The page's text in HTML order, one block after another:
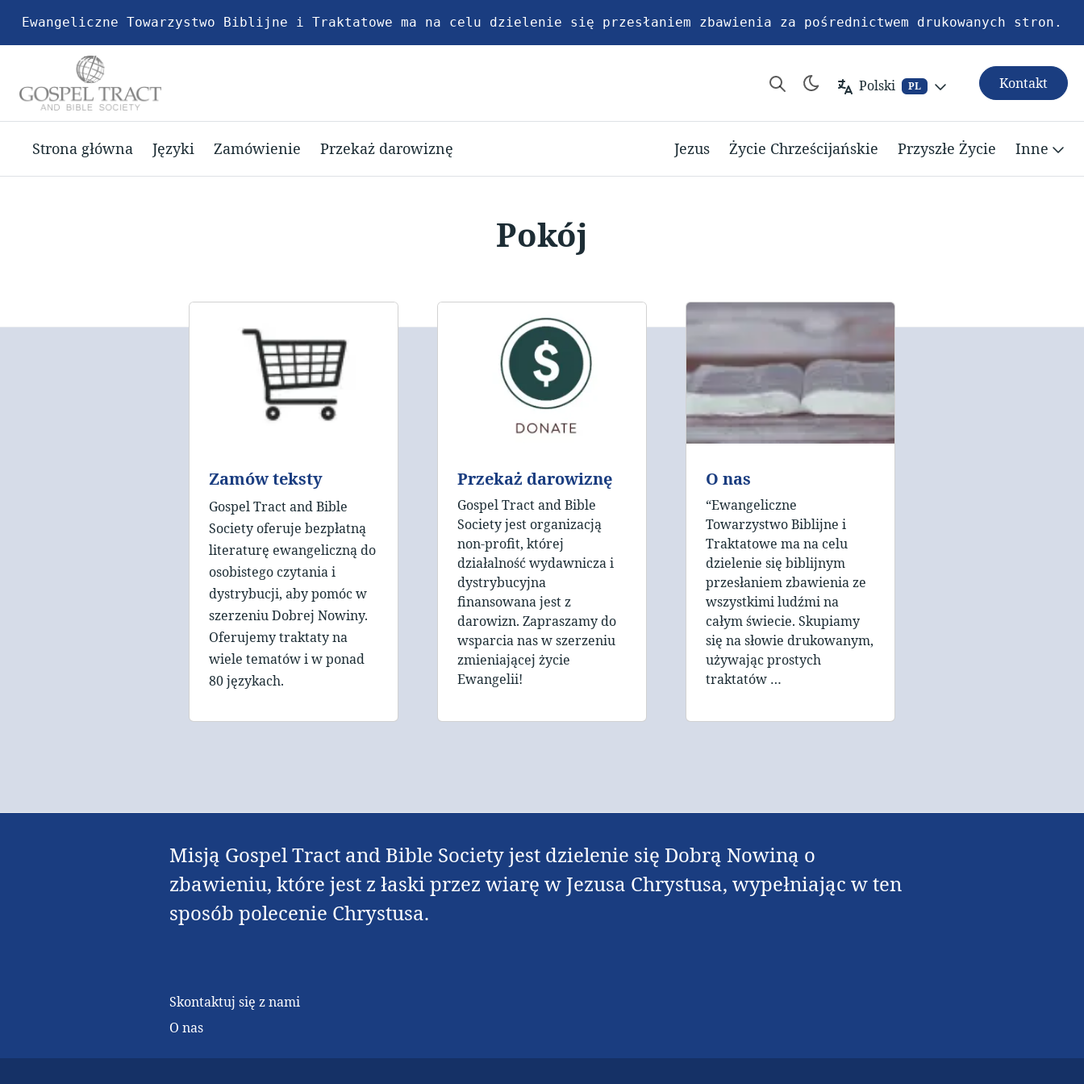
Ewangeliczne Towarzystwo Biblijne i Traktatowe ma na celu dzielenie się przesłaniem zbawienia za pośrednictwem drukowanych stron.
Polski PL Kontakt
Strona główna Języki Zamówienie Przekaż darowiznę Jezus Życie Chrześcijańskie Przyszłe Życie Inne
Pokój
Zamów teksty
Gospel Tract and Bible
Society oferuje bezpłatną
literaturę ewangeliczną do
osobistego czytania i
dystrybucji, aby pomóc w
szerzeniu Dobrej Nowiny.
Oferujemy traktaty na
wiele tematów i w ponad
80 językach.
Przekaż darowiznę
Gospel Tract and Bible
Society jest organizacją
non-profit, której
działalność wydawnicza i
dystrybucyjna
finansowana jest z
darowizn. Zapraszamy do
wsparcia nas w szerzeniu
zmieniającej życie
Ewangelii!
O nas
“Ewangeliczne
Towarzystwo Biblijne i
Traktatowe ma na celu
dzielenie się biblijnym
przesłaniem zbawienia ze
wszystkimi ludźmi na
całym świecie. Skupiamy
się na słowie drukowanym,
używając prostych
traktatów …
Misją Gospel Tract and Bible Society jest dzielenie się Dobrą Nowiną o
zbawieniu, które jest z łaski przez wiarę w Jezusa Chrystusa, wypełniając w ten
sposób polecenie Chrystusa.
Skontaktuj się z nami
O nas